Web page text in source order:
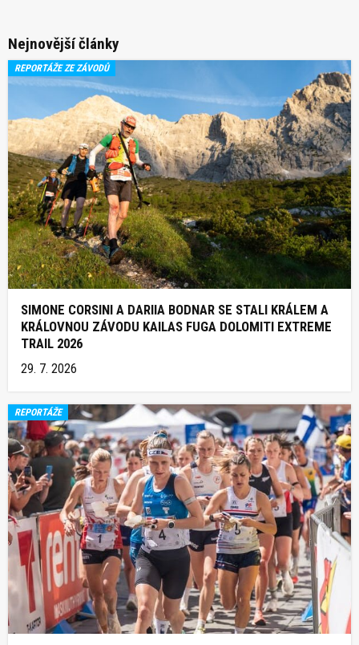
Nejnovější články
REPORTÁŽE ZE ZÁVODŮ
SIMONE CORSINI A DARIIA BODNAR SE STALI KRÁLEM A
KRÁLOVNOU ZÁVODU KAILAS FUGA DOLOMITI EXTREME
TRAIL 2026
29. 7. 2026
REPORTÁŽE